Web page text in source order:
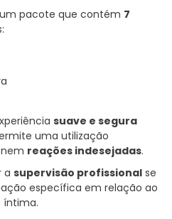
pacote que contém 7
suave e segura
uma utilização
nem reações indesejadas.
a supervisão profissional se
específica em relação ao
íntima.